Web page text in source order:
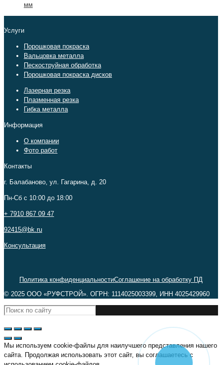
мм
Услуги
Порошковая покраска
Вальцовка металла
Пескоструйная обработка
Порошковая покраска дисков
Лазерная резка
Плазменная резка
Гибка металла
Информация
О компании
Фото работ
Контакты
г. Балабаново, ул. Гагарина, д. 20
Пн-Сб c 10:00 до 18:00
+ 7910 867 09 47
92415@bk.ru
Консультация
Политика конфиденциальностиСоглашение на обработку ПД
© 2025 ООО «РУФСТРОЙ». ОГРН: 1114025003399, ИНН 4025429960
Мы используем cookie-файлы для наилучшего представления нашего
сайта. Продолжая использовать этот сайт, вы соглашаетесь с